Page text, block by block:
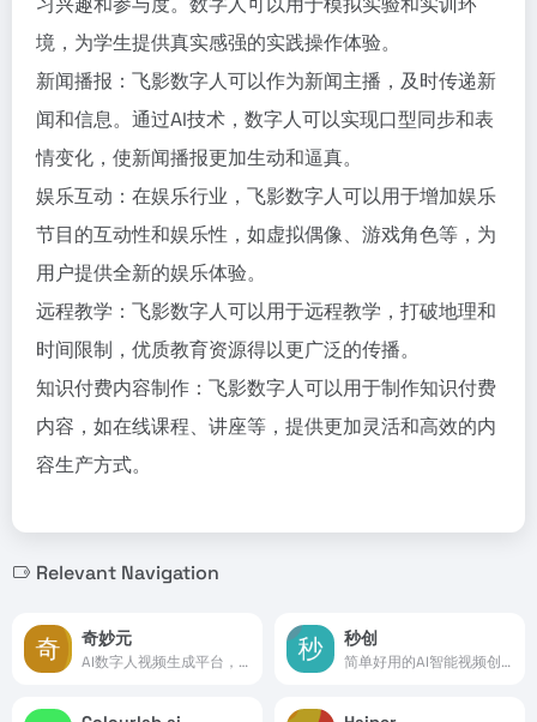
境，为学生提供真实感强的实践操作体验。
新闻播报：飞影数字人可以作为新闻主播，及时传递新
闻和信息。通过AI技术，数字人可以实现口型同步和表
情变化，使新闻播报更加生动和逼真。
娱乐互动：在娱乐行业，飞影数字人可以用于增加娱乐
节目的互动性和娱乐性，如虚拟偶像、游戏角色等，为
用户提供全新的娱乐体验。
远程教学：飞影数字人可以用于远程教学，打破地理和
时间限制，优质教育资源得以更广泛的传播。
知识付费内容制作：飞影数字人可以用于制作知识付费
内容，如在线课程、讲座等，提供更加灵活和高效的内
容生产方式。
Relevant Navigation
奇妙元
AI数字人视频生成平台，由出门问问推出
秒创
简单好用的AI智能视频创作平台